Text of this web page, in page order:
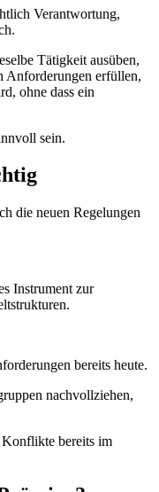
Verantwortung,
Tätigkeit ausüben,
Anforderungen erfüllen,
ohne dass ein
sein.
die neuen Regelungen
Instrument zur
bereits heute.
nachvollziehen,
Konflikte bereits im